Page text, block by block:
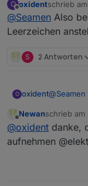
school:
baseUrl:
O
Offline
oxidentschrieb am
zuletzt
@Seamen Also
Leerzeichen
S 2 Antworten
O oxident@Seamen
Offline
Newanschrieb am
zuletzt
@oxident danke,
aufnehmen